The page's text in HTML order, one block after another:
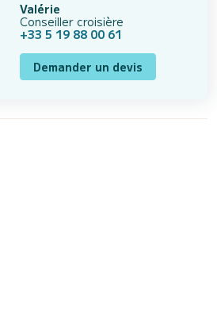
Valérie
Conseiller croisière
+33 5 19 88 00 61
Demander un devis